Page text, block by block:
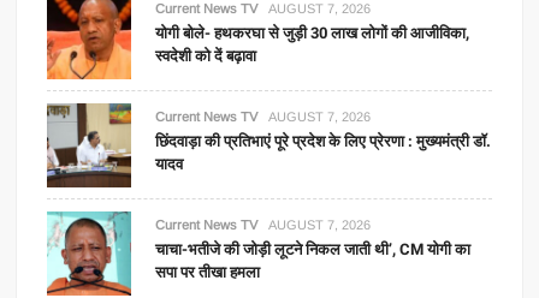
Current News TV AUGUST 7, 2026
योगी बोले- हथकरघा से जुड़ी 30 लाख लोगों की आजीविका,
स्वदेशी को दें बढ़ावा
Current News TV AUGUST 7, 2026
छिंदवाड़ा की प्रतिभाएं पूरे प्रदेश के लिए प्रेरणा : मुख्यमंत्री डॉ.
यादव
Current News TV AUGUST 7, 2026
चाचा-भतीजे की जोड़ी लूटने निकल जाती थी’, CM योगी का
सपा पर तीखा हमला